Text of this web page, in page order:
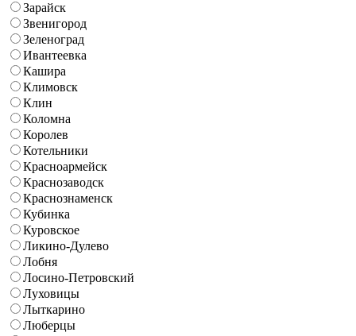
Зарайск
Звенигород
Зеленоград
Ивантеевка
Кашира
Климовск
Клин
Коломна
Королев
Котельники
Красноармейск
Краснозаводск
Краснознаменск
Кубинка
Куровское
Ликино-Дулево
Лобня
Лосино-Петровский
Луховицы
Лыткарино
Люберцы